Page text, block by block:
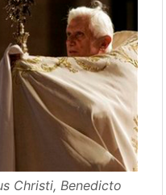
Christi, Benedicto